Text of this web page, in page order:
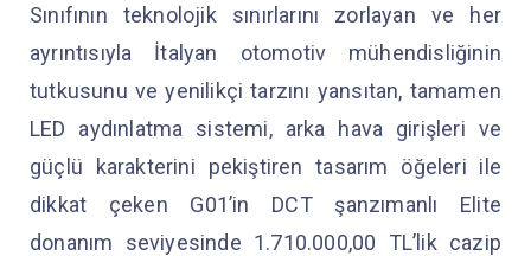
Sınıfının teknolojik sınırlarını zorlayan ve her
ayrıntısıyla İtalyan otomotiv mühendisliğinin
tutkusunu ve yenilikçi tarzını yansıtan, tamamen
LED aydınlatma sistemi, arka hava girişleri ve
güçlü karakterini pekiştiren tasarım öğeleri ile
dikkat çeken G01’in DCT şanzımanlı Elite
donanım seviyesinde 1.710.000,00 TL’lik cazip